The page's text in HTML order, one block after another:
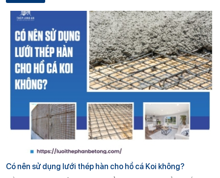
Có nên sử dụng lưới thép hàn cho hồ cá Koi không?